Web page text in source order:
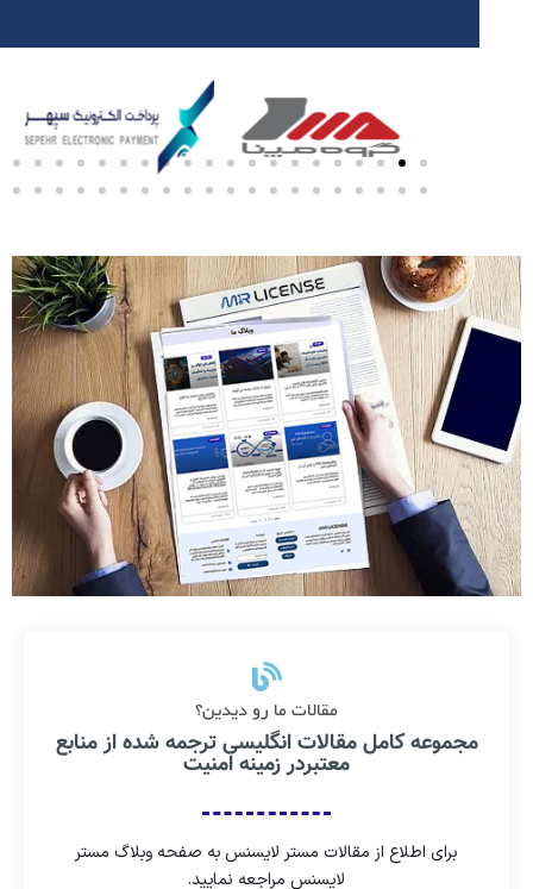
مقالات ما رو دیدین؟
مجموعه کامل مقالات انگلیسی ترجمه شده از منابع
معتبردر زمینه امنیت
برای اطلاع از مقالات مستر لایسنس به صفحه وبلاگ مستر
لایسنس مراجعه نمایید.